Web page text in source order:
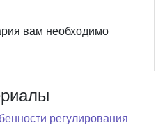
вам необходимо
регулирования